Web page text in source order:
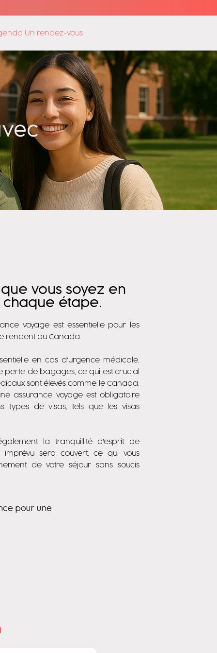
Un rendez-vous
vous soyez en
étape.
voyage est essentielle pour les
rendent au Canada.
en cas d'urgence médicale,
perte de bagages, ce qui est crucial
sont élevés comme le Canada.
assurance voyage est obligatoire
types de visas, tels que les visas
la tranquillité d'esprit de
imprévu sera couvert, ce qui vous
de votre séjour sans soucis
pour une